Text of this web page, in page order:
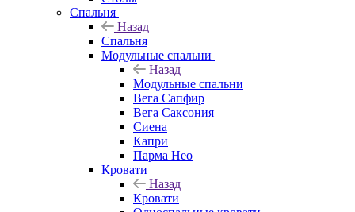
Спальня
Назад
Спальня
Модульные спальни
Назад
Модульные спальни
Вега Сапфир
Вега Саксония
Сиена
Капри
Парма Нео
Кровати
Назад
Кровати